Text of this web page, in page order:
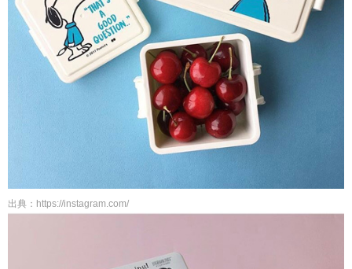
出典：https://instagram.com/